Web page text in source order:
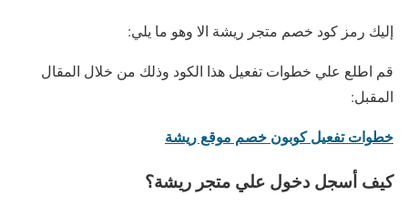
إليك رمز كود خصم متجر ريشة الا وهو ما يلي:
قم اطلع علي خطوات تفعيل هذا الكود وذلك من خلال المقال
المقبل:
خطوات تفعيل كوبون خصم موقع ريشة
كيف أسجل دخول علي متجر ريشة؟